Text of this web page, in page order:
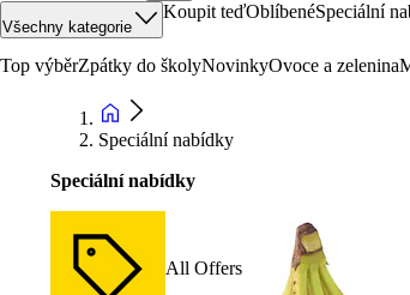
Všechny kategorie
Koupit teďOblíbenéSpeciální
Top výběrZpátky do školyNovinkyOvoce a zelenina
Speciální nabídky
Speciální nabídky
All Offers